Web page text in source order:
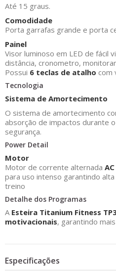
Até 15 graus.
Comodidade
Porta garrafas grande e porta
Painel
Visor luminoso em LED de fácil
distância, cronometro,
Possui 6 teclas de atalho com
Tecnologia
Sistema de Amortecimento
O sistema de amortecimento
absorção de impactos durante
segurança.
Power Detail
Motor
Motor de corrente alternada
para uso intenso garantindo
treino
Detalhe dos Programas
A Esteira Titanium Fitness
motivacionais, garantindo
Especificações